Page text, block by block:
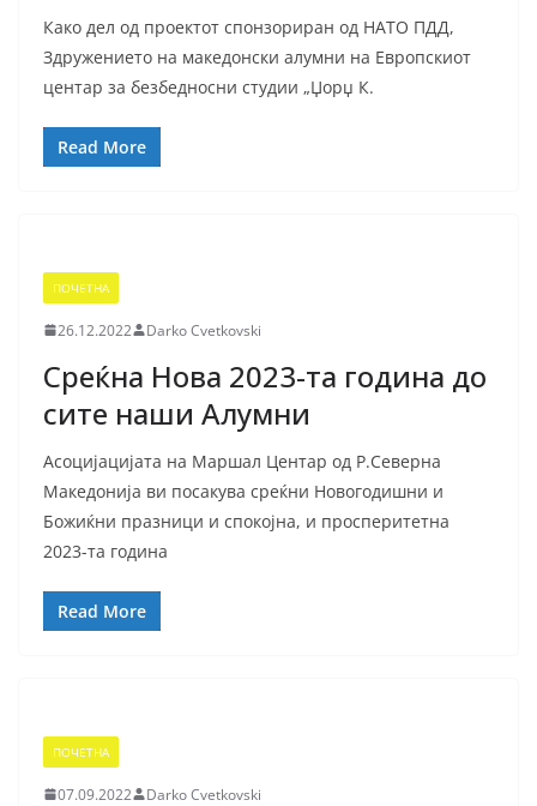
Како дел од проектот спонзориран од НАТО ПДД,
Здружението на македонски алумни на Европскиот
центар за безбедносни студии „Џорџ К.
Read More
ПОЧЕТНА
26.12.2022 Darko Cvetkovski
Среќна Нова 2023-та година до
сите наши Алумни
Асоцијацијата на Маршал Центар од Р.Северна
Македонија ви посакува среќни Новогодишни и
Божиќни празници и спокојна, и просперитетна
2023-та година
Read More
ПОЧЕТНА
07.09.2022 Darko Cvetkovski